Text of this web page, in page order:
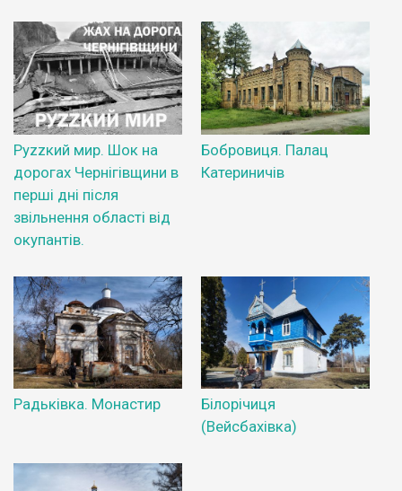
Руzzкий мир. Шок на
дорогах Чернігівщини в
перші дні після
звільнення області від
окупантів.
Бобровиця. Палац
Катериничів
Радьківка. Монастир
Білорічиця
(Вейсбахівка)